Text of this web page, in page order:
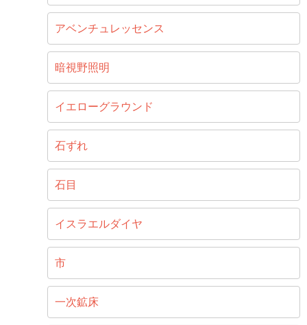
アベンチュレッセンス
暗視野照明
イエローグラウンド
石ずれ
石目
イスラエルダイヤ
市
一次鉱床